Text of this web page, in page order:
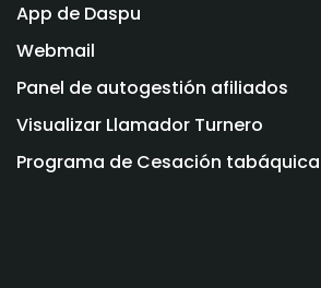
App de Daspu
Webmail
Panel de autogestión afiliados
Visualizar Llamador Turnero
Programa de Cesación tabáquica